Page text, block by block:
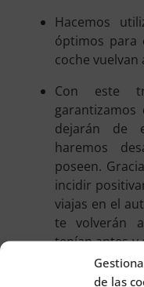
de las
Hacemos
óptimos para
coche vuelvan
Con este
dejarán de
haremos
poseen.
incidir
viajas en el
te volverán
tenían antes y
advertir
la carretera